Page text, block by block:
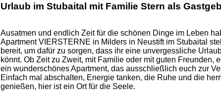
Urlaub im Stubaital mit Familie Stern als
Ausatmen und endlich Zeit für die schönen Dinge im Leben
Apartment VIERSTERNE in Milders in Neustift im Stubaital
bereit, um dafür zu sorgen, dass ihr eine unvergessliche
könnt. Ob Zeit zu Zweit, mit Familie oder mit guten Freunden,
ein wunderschönes Apartment, das ausschließlich euch zur
Einfach mal abschalten, Energie tanken, die Ruhe und die
genießen, hier ist ein Ort für die Seele.